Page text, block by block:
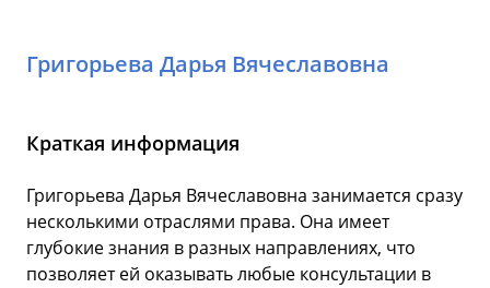
Григорьева Дарья Вячеславовна
Краткая информация
Григорьева Дарья Вячеславовна занимается сразу
несколькими отраслями права. Она имеет
глубокие знания в разных направлениях, что
позволяет ей оказывать любые консультации в